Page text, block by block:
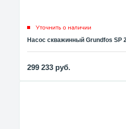
Уточнить о наличии
Насос скважинный Grundfos SP
299 233 руб.